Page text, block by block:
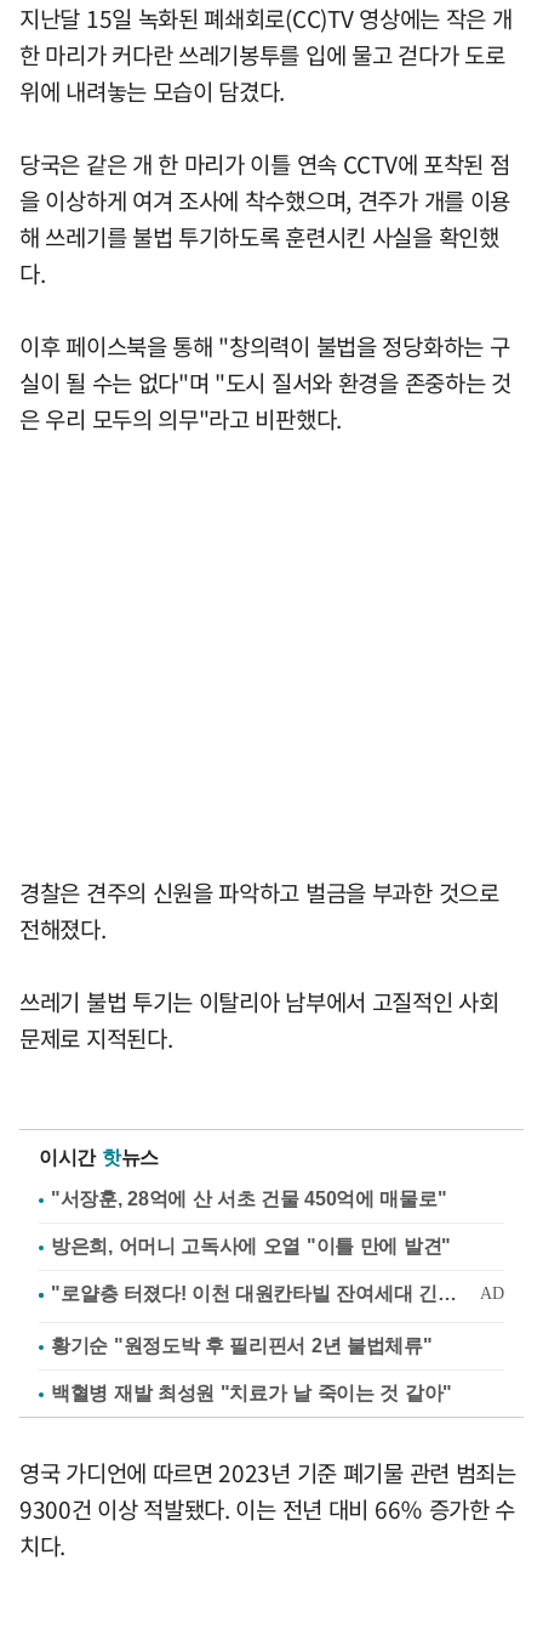
지난달 15일 녹화된 폐쇄회로(CC)TV 영상에는 작은 개
한 마리가 커다란 쓰레기봉투를 입에 물고 걷다가 도로
위에 내려놓는 모습이 담겼다.
당국은 같은 개 한 마리가 이틀 연속 CCTV에 포착된 점
을 이상하게 여겨 조사에 착수했으며, 견주가 개를 이용
해 쓰레기를 불법 투기하도록 훈련시킨 사실을 확인했
다.
이후 페이스북을 통해 "창의력이 불법을 정당화하는 구
실이 될 수는 없다"며 "도시 질서와 환경을 존중하는 것
은 우리 모두의 의무"라고 비판했다.
경찰은 견주의 신원을 파악하고 벌금을 부과한 것으로
전해졌다.
쓰레기 불법 투기는 이탈리아 남부에서 고질적인 사회
문제로 지적된다.
이시간 핫뉴스
"서장훈, 28억에 산 서초 건물 450억에 매물로"
방은희, 어머니 고독사에 오열 "이틀 만에 발견"
황기순 "원정도박 후 필리핀서 2년 불법체류"
백혈병 재발 최성원 "치료가 날 죽이는 것 같아"
영국 가디언에 따르면 2023년 기준 폐기물 관련 범죄는
9300건 이상 적발됐다. 이는 전년 대비 66％ 증가한 수
치다.